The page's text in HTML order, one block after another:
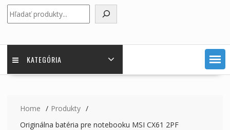
KATEGÓRIA
Home
Produkty
Originálna batéria pre notebooku MSI CX61 2PF